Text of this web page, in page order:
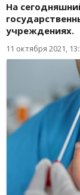
На
учреждениях.
11 октября 2021,